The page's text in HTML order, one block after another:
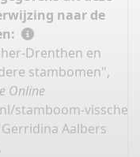
naar de
Drenthen en
stambomen",
Online
stamboom-
Aalbers